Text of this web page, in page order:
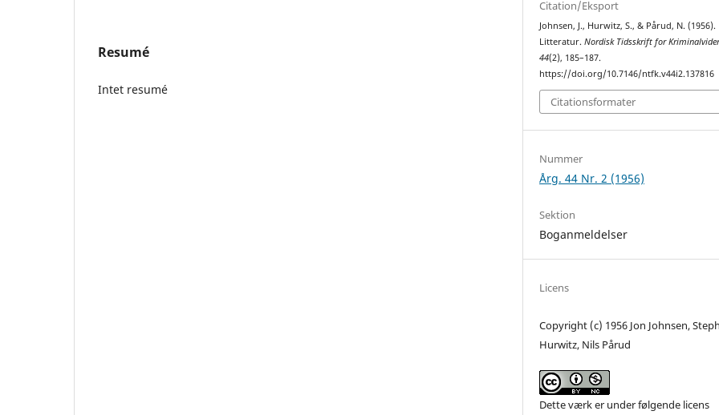
Resumé
Intet resumé
Citation/Eksport
Johnsen, J., Hurwitz, S., & Pårud, N. (1956).
Litteratur.Nordisk Tidsskrift for
44(2), 185–187.
https://doi.org/10.7146/ntfk.v44i2.137816
Citationsformater
Nummer
Årg. 44 Nr. 2 (1956)
Sektion
Boganmeldelser
Licens
Copyright (c) 1956 Jon Johnsen,
Hurwitz, Nils Pårud
Dette værk er under følgende licens